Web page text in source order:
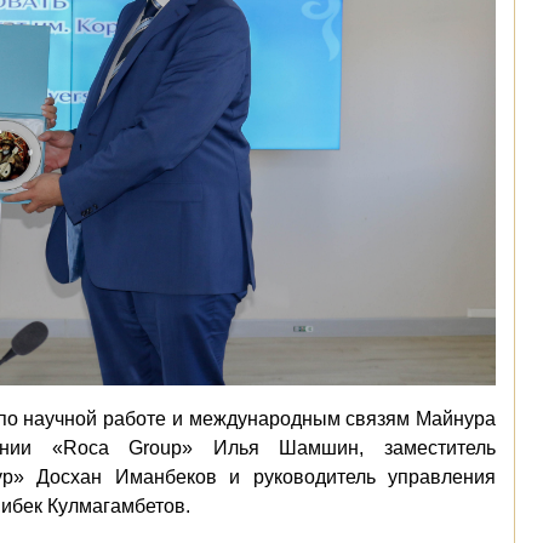
научной работе и международным связям Майнура
«Roca Group» Илья Шамшин, заместитель
Досхан Иманбеков и руководитель управления
Кулмагамбетов.